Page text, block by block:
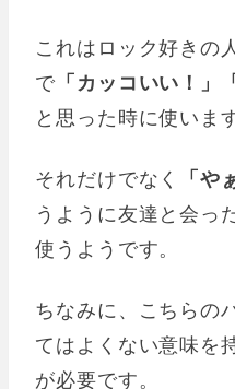
これはロック好きの
で「カッコいい！」
と思った時に使います
それだけでなく 「や
うように友達と会っ
使うようです。
ちなみに、こちらの
てはよくない意味を
が必要です。